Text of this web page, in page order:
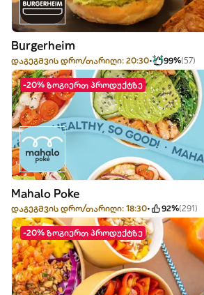
Burgerheim
დაგეგმვის დრო/თარიღი: 20:30 99%(57)
-20% ზოგიერთ პროდუქტზე
Mahalo Poke
დაგეგმვის დრო/თარიღი: 18:30 92%(291)
-20% ზოგიერთ პროდუქტზე